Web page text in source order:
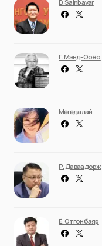
D. Sainbayar
Г. Мэнд-Ооёо
Мөнгөндалай
Р. Даваадорж
Ё. Отгонбаяр